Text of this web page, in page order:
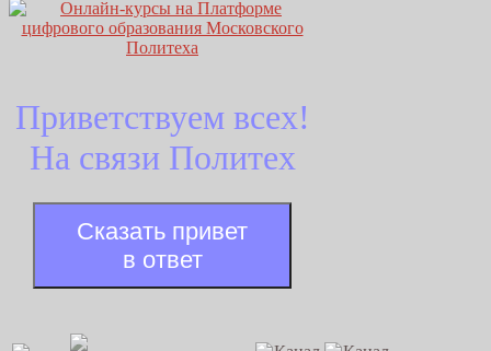
Приветствуем всех!
На связи Политех
Сказать привет
в ответ